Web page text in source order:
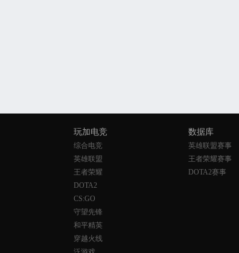
玩加电竞
综合电竞
英雄联盟
王者荣耀
DOTA2
CS:GO
守望先锋
和平精英
穿越火线
数据库
英雄联盟赛事
王者荣耀赛事
DOTA2赛事